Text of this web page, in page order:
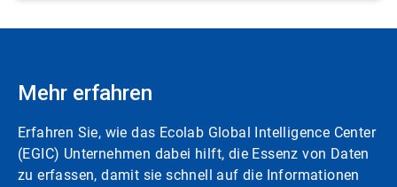
Mehr erfahren
Erfahren Sie, wie das Ecolab Global Intelligence Center
(EGIC) Unternehmen dabei hilft, die Essenz von Daten
zu erfassen, damit sie schnell auf die Informationen